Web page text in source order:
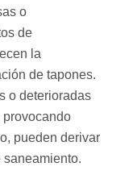
o
de
la
de tapones.
o deterioradas
provocando
pueden derivar
saneamiento.